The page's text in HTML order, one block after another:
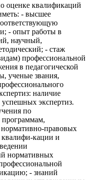
оценке квалификаций
- высшее
- опыт работы в
научный,
- стаж
профессиональной
в педагогической
ученые звания,
наличие
экспертиз.
по
правовых
квалифи-кации и
нормативных
- знаний